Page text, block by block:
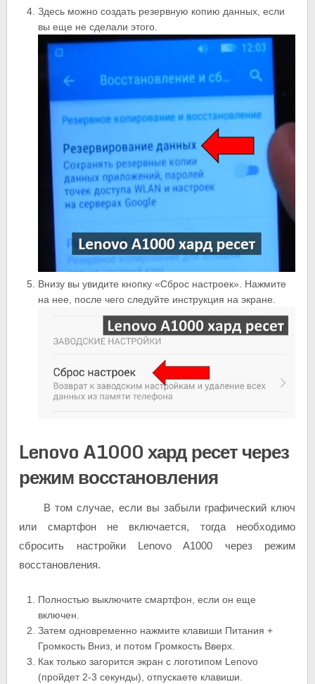
Здесь можно создать резервную копию данных, если
вы еще не сделали этого.
Внизу вы увидите кнопку «Сброс настроек». Нажмите
на нее, после чего следуйте инструкция на экране.
Lenovo A1000 хард ресет через
режим восстановления
В том случае, если вы забыли графический ключ
или смартфон не включается, тогда необходимо
сбросить настройки Lenovo A1000 через режим
восстановления.
Полностью выключите смартфон, если он еще
включен.
Затем одновременно нажмите клавиши Питания +
Громкость Вниз, и потом Громкость Вверх.
Как только загорится экран с логотипом Lenovo
(пройдет 2-3 секунды), отпускаете клавиши.